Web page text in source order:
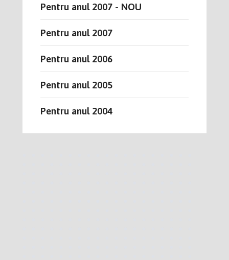
Pentru anul 2007 - NOU
Pentru anul 2007
Pentru anul 2006
Pentru anul 2005
Pentru anul 2004